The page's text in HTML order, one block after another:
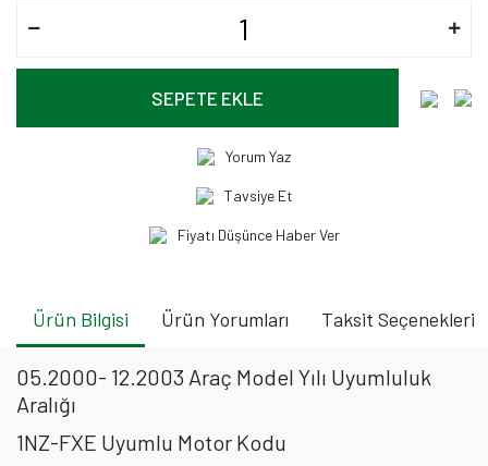
SEPETE EKLE
Yorum Yaz
Tavsiye Et
Fiyatı Düşünce Haber Ver
Ürün Bilgisi Ürün Yorumları Taksit Seçenekleri
05.2000- 12.2003 Araç Model Yılı Uyumluluk
Aralığı
1NZ-FXE Uyumlu Motor Kodu